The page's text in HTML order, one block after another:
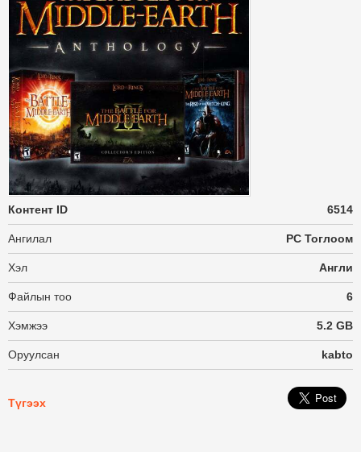
Контент ID 6514
Ангилал PC Тоглоом
Хэл Англи
Файлын тоо 6
Хэмжээ 5.2 GB
Оруулсан kabto
Түгээх